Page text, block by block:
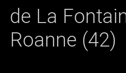
de La
Roanne (42)